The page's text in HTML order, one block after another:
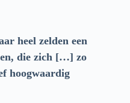
heel zelden een
die zich […] zo
hoogwaardig